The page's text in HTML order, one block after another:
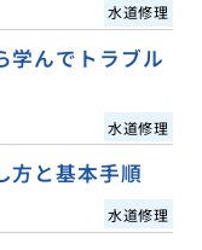
水道修理
学んでトラブル
水道修理
方と基本手順
水道修理